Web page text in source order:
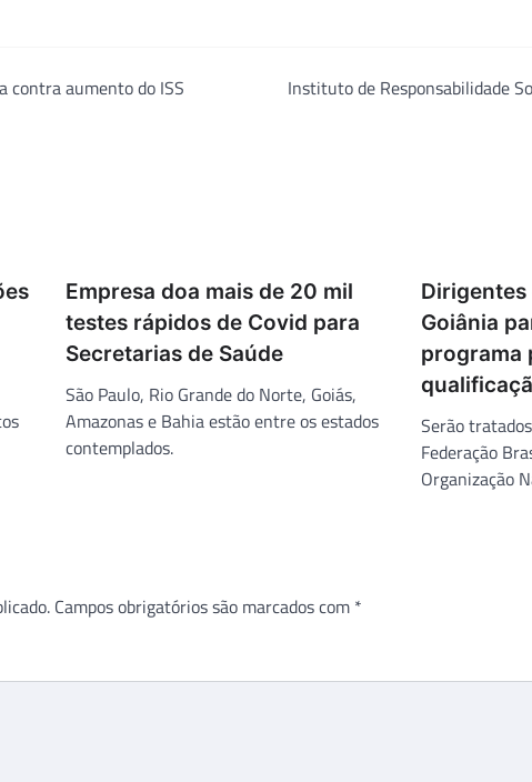
contra aumento do ISS
Instituto de Responsabilidade
Empresa doa mais de 20 mil
testes rápidos de Covid para
Secretarias de Saúde
São Paulo, Rio Grande do Norte, Goiás,
Amazonas e Bahia estão entre os estados
contemplados.
Dirigentes
Goiânia
programa
Serão
Federação
Organização
Campos obrigatórios são marcados com *